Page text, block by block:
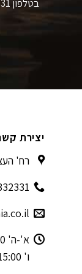
בטלפון 04-8332331.
יצירת
רח'
א'-ה' 9:00-20:00
ו' 09:00-15:00